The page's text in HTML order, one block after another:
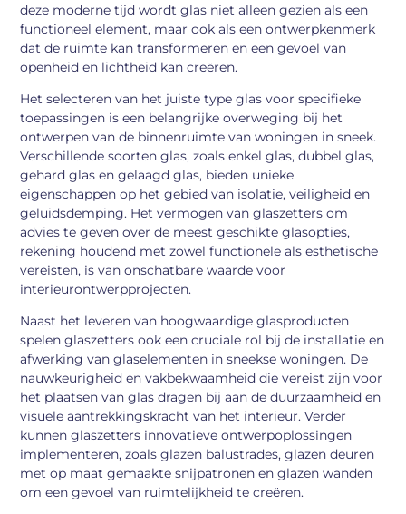
deze moderne tijd wordt glas niet alleen gezien als een
functioneel element, maar ook als een ontwerpkenmerk
dat de ruimte kan transformeren en een gevoel van
openheid en lichtheid kan creëren.
Het selecteren van het juiste type glas voor specifieke
toepassingen is een belangrijke overweging bij het
ontwerpen van de binnenruimte van woningen in sneek.
Verschillende soorten glas, zoals enkel glas, dubbel glas,
gehard glas en gelaagd glas, bieden unieke
eigenschappen op het gebied van isolatie, veiligheid en
geluidsdemping. Het vermogen van glaszetters om
advies te geven over de meest geschikte glasopties,
rekening houdend met zowel functionele als esthetische
vereisten, is van onschatbare waarde voor
interieurontwerpprojecten.
Naast het leveren van hoogwaardige glasproducten
spelen glaszetters ook een cruciale rol bij de installatie en
afwerking van glaselementen in sneekse woningen. De
nauwkeurigheid en vakbekwaamheid die vereist zijn voor
het plaatsen van glas dragen bij aan de duurzaamheid en
visuele aantrekkingskracht van het interieur. Verder
kunnen glaszetters innovatieve ontwerpoplossingen
implementeren, zoals glazen balustrades, glazen deuren
met op maat gemaakte snijpatronen en glazen wanden
om een gevoel van ruimtelijkheid te creëren.